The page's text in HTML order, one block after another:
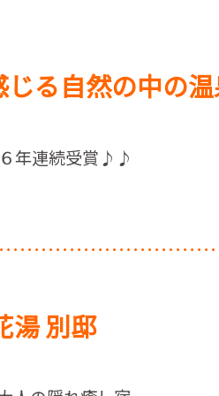
る自然の中の
年連続受賞♪♪
湯 別邸